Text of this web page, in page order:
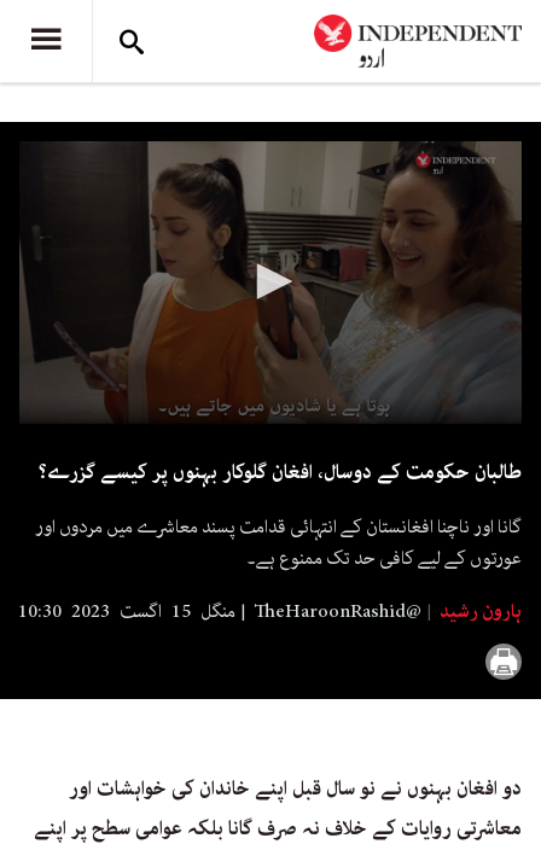
38
طالبان حکومت کے دوسال، افغان گلوکار بہنوں پر کیسے گزرے؟
گانا اور ناچنا افغانستان کے انتہائی قدامت پسند معاشرے میں مردوں اور
عورتوں کے لیے کافی حد تک ممنوع ہے۔
ہارون رشید
TheHaroonRashid@ منگل 15 اگست 2023 10:30
دو افغان بہنوں نے نو سال قبل اپنے خاندان کی خواہشات اور
معاشرتی روایات کے خلاف نہ صرف گانا بلکہ عوامی سطح پر اپنے